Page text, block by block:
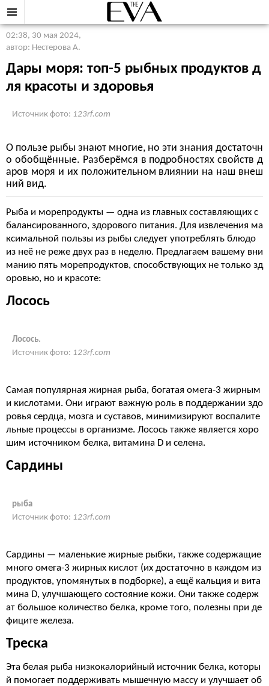
02:38, 30 мая 2024,
автор: Нестерова А.
Дары моря: топ-5 рыбных продуктов д
ля красоты и здоровья
Источник фото: 123rf.com
О пользе рыбы знают многие, но эти знания достаточн
о обобщённые. Разберёмся в подробностях свойств д
аров моря и их положительном влиянии на наш внеш
ний вид.
Рыба и морепродукты — одна из главных составляющих с
балансированного, здорового питания. Для извлечения ма
ксимальной пользы из рыбы следует употреблять блюдо
из неё не реже двух раз в неделю. Предлагаем вашему вни
манию пять морепродуктов, способствующих не только зд
оровью, но и красоте:
Лосось
Лосось.
Источник фото: 123rf.com
Самая популярная жирная рыба, богатая омега-3 жирным
и кислотами. Они играют важную роль в поддержании здо
ровья сердца, мозга и суставов, минимизируют воспалите
льные процессы в организме. Лосось также является хоро
шим источником белка, витамина D и селена.
Сардины
рыба
Источник фото: 123rf.com
Сардины — маленькие жирные рыбки, также содержащие
много омега-3 жирных кислот (их достаточно в каждом из
продуктов, упомянутых в подборке), а ещё кальция и вита
мина D, улучшающего состояние кожи. Они также содерж
ат большое количество белка, кроме того, полезны при де
фиците железа.
Треска
Эта белая рыба низкокалорийный источник белка, которы
й помогает поддерживать мышечную массу и улучшает об